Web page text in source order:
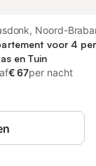
Noord-
voor 4
en Tuin
€ 67per nacht